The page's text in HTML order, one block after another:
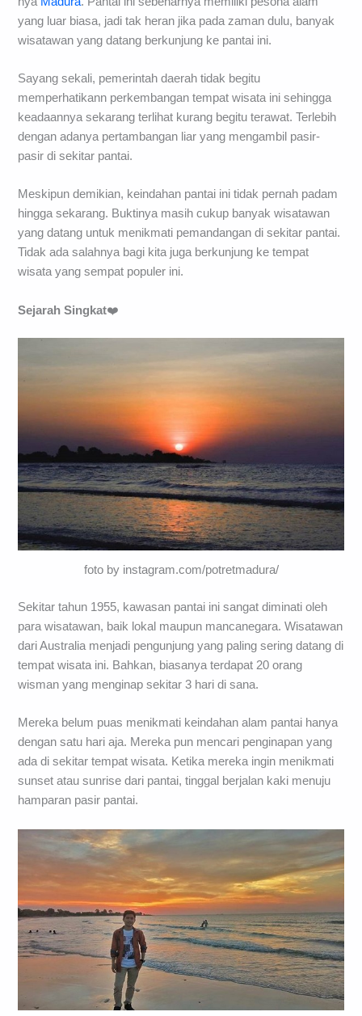
yang luar biasa, jadi tak heran jika pada zaman dulu, banyak
wisatawan yang datang berkunjung ke pantai ini.
Sayang sekali, pemerintah daerah tidak begitu
memperhatikann perkembangan tempat wisata ini sehingga
keadaannya sekarang terlihat kurang begitu terawat. Terlebih
dengan adanya pertambangan liar yang mengambil pasir-
pasir di sekitar pantai.
Meskipun demikian, keindahan pantai ini tidak pernah padam
hingga sekarang. Buktinya masih cukup banyak wisatawan
yang datang untuk menikmati pemandangan di sekitar pantai.
Tidak ada salahnya bagi kita juga berkunjung ke tempat
wisata yang sempat populer ini.
Sejarah Singkat❤️
foto by instagram.com/potretmadura/
Sekitar tahun 1955, kawasan pantai ini sangat diminati oleh
para wisatawan, baik lokal maupun mancanegara. Wisatawan
dari Australia menjadi pengunjung yang paling sering datang di
tempat wisata ini. Bahkan, biasanya terdapat 20 orang
wisman yang menginap sekitar 3 hari di sana.
Mereka belum puas menikmati keindahan alam pantai hanya
dengan satu hari aja. Mereka pun mencari penginapan yang
ada di sekitar tempat wisata. Ketika mereka ingin menikmati
sunset atau sunrise dari pantai, tinggal berjalan kaki menuju
hamparan pasir pantai.